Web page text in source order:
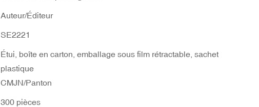
Auteur/Éditeur
SE2221
Étui, boîte en carton, emballage sous film rétractable, sachet
plastique
CMJN/Panton
300 pièces